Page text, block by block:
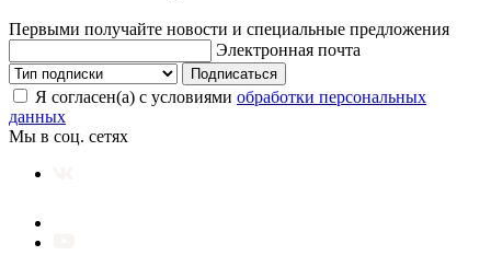
Первыми получайте новости и специальные предложения
Электронная почта
Подписаться
Я согласен(а) с условиями обработки персональных
данных
Мы в соц. сетях